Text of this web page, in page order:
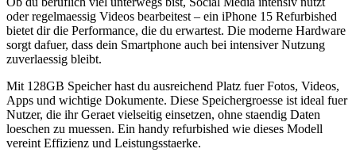
oder regelmaessig Videos bearbeitest – ein iPhone 15 Refurbished
bietet dir die Performance, die du erwartest. Die moderne Hardware
sorgt dafuer, dass dein Smartphone auch bei intensiver Nutzung
zuverlaessig bleibt.
Mit 128GB Speicher hast du ausreichend Platz fuer Fotos, Videos,
Apps und wichtige Dokumente. Diese Speichergroesse ist ideal fuer
Nutzer, die ihr Geraet vielseitig einsetzen, ohne staendig Daten
loeschen zu muessen. Ein handy refurbished wie dieses Modell
vereint Effizienz und Leistungsstaerke.